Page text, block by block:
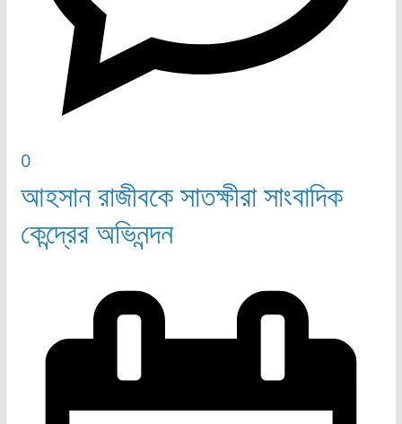
0
আহসান রাজীবকে সাতক্ষীরা সাংবাদিক
কেন্দ্রের অভিনন্দন